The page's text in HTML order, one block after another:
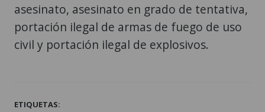
asesinato, asesinato en grado de tentativa,
portación ilegal de armas de fuego de uso
civil y portación ilegal de explosivos.
ETIQUETAS: